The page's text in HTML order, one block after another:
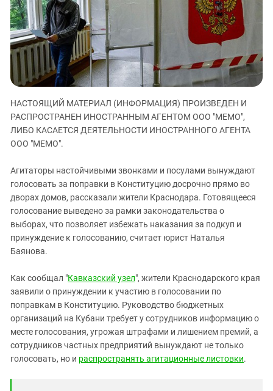
ЗАСТАВЛЯЕТ
КАВКАЗ ЗА ПАЛЕСТИНУ
ИНАКОМЫСЛИЕ В ЧЕЧНЕ
ПРЕСЛЕДОВАНИЕ АКТИВИСТОВ
МОБИЛИЗАЦИЯ И ПРОТЕСТЫ
Дагестан
Ингушетия
Кабардино-Балкария
Калмыкия
Карачаево-Черкесия
Краснодарский край
Российская Федерация
Северная Осетия - Алания
СКФО
Ставропольский край
Чечня
Южная Осетия
Южный Кавказ
ЮФО
НАСТОЯЩИЙ МАТЕРИАЛ (ИНФОРМАЦИЯ) ПРОИЗВЕДЕН И
РАСПРОСТРАНЕН ИНОСТРАННЫМ АГЕНТОМ ООО "МЕМО",
ЛИБО КАСАЕТСЯ ДЕЯТЕЛЬНОСТИ ИНОСТРАННОГО АГЕНТА
ООО "МЕМО".
Агитаторы настойчивыми звонками и посулами вынуждают
голосовать за поправки в Конституцию досрочно прямо во
дворах домов, рассказали жители Краснодара. Готовящееся
голосование выведено за рамки законодательства о
выборах, что позволяет избежать наказания за подкуп и
принуждение к голосованию, считает юрист Наталья
Баянова.
Как сообщал "Кавказский узел", жители Краснодарского края
заявили о принуждении к участию в голосовании по
поправкам в Конституцию. Руководство бюджетных
организаций на Кубани требует у сотрудников информацию о
месте голосования, угрожая штрафами и лишением премий, а
сотрудников частных предприятий вынуждают не только
голосовать, но и распространять агитационные листовки.